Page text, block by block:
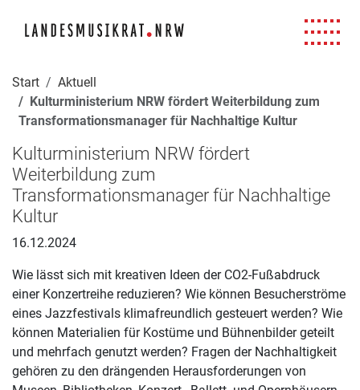
Start
Aktuell
Kulturministerium NRW fördert Weiterbildung zum
Transformationsmanager für Nachhaltige Kultur
Kulturministerium NRW fördert
Weiterbildung zum
Transformationsmanager für Nachhaltige
Kultur
16.12.2024
Wie lässt sich mit kreativen Ideen der CO2-Fußabdruck
einer Konzertreihe reduzieren? Wie können Besucherströme
eines Jazzfestivals klimafreundlich gesteuert werden? Wie
können Materialien für Kostüme und Bühnenbilder geteilt
und mehrfach genutzt werden? Fragen der Nachhaltigkeit
gehören zu den drängenden Herausforderungen von